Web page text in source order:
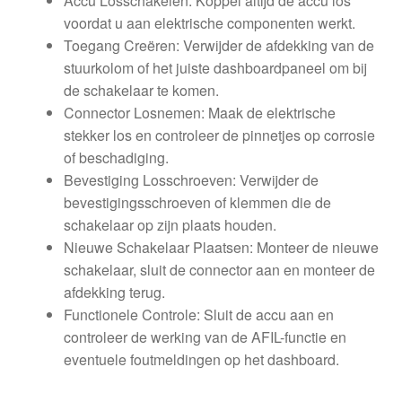
voordat u aan elektrische componenten werkt.
Toegang Creëren: Verwijder de afdekking van de
stuurkolom of het juiste dashboardpaneel om bij
de schakelaar te komen.
Connector Losnemen: Maak de elektrische
stekker los en controleer de pinnetjes op corrosie
of beschadiging.
Bevestiging Losschroeven: Verwijder de
bevestigingsschroeven of klemmen die de
schakelaar op zijn plaats houden.
Nieuwe Schakelaar Plaatsen: Monteer de nieuwe
schakelaar, sluit de connector aan en monteer de
afdekking terug.
Functionele Controle: Sluit de accu aan en
controleer de werking van de AFIL-functie en
eventuele foutmeldingen op het dashboard.